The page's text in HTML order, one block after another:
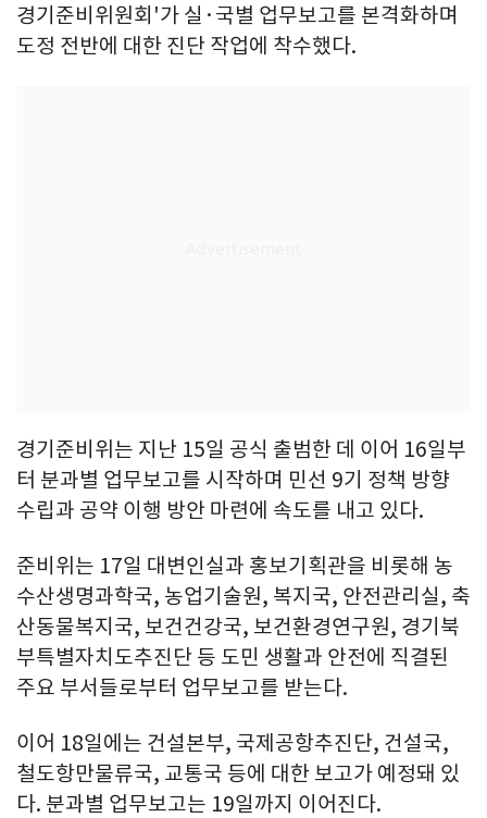
경기준비위원회'가 실·국별 업무보고를 본격화하며
도정 전반에 대한 진단 작업에 착수했다.
경기준비위는 지난 15일 공식 출범한 데 이어 16일부
터 분과별 업무보고를 시작하며 민선 9기 정책 방향
수립과 공약 이행 방안 마련에 속도를 내고 있다.
준비위는 17일 대변인실과 홍보기획관을 비롯해 농
수산생명과학국, 농업기술원, 복지국, 안전관리실, 축
산동물복지국, 보건건강국, 보건환경연구원, 경기북
부특별자치도추진단 등 도민 생활과 안전에 직결된
주요 부서들로부터 업무보고를 받는다.
이어 18일에는 건설본부, 국제공항추진단, 건설국,
철도항만물류국, 교통국 등에 대한 보고가 예정돼 있
다. 분과별 업무보고는 19일까지 이어진다.